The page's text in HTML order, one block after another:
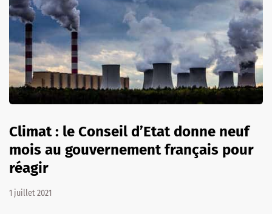
Climat : le Conseil d’Etat donne neuf
mois au gouvernement français pour
réagir
1 juillet 2021